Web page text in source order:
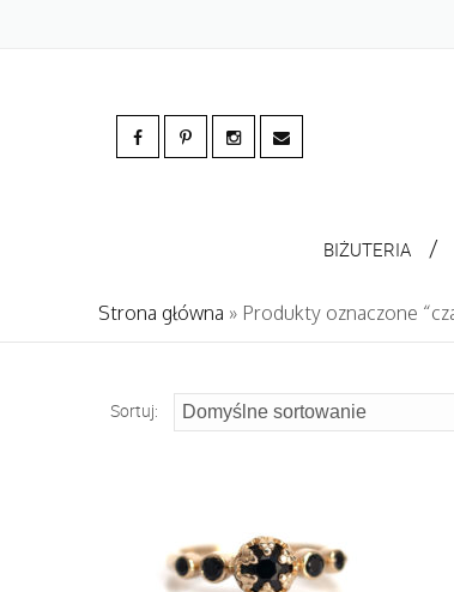
BIŻUTERIA
Strona główna » Produkty oznaczone
Sortuj: